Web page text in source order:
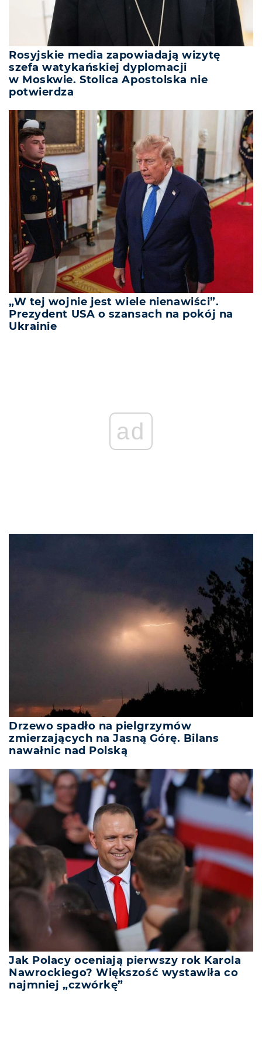
Rosyjskie media zapowiadają wizytę
szefa watykańskiej dyplomacji
w Moskwie. Stolica Apostolska nie
potwierdza
„W tej wojnie jest wiele nienawiści”.
Prezydent USA o szansach na pokój na
Ukrainie
ad
Drzewo spadło na pielgrzymów
zmierzających na Jasną Górę. Bilans
nawałnic nad Polską
Jak Polacy oceniają pierwszy rok Karola
Nawrockiego? Większość wystawiła co
najmniej „czwórkę”